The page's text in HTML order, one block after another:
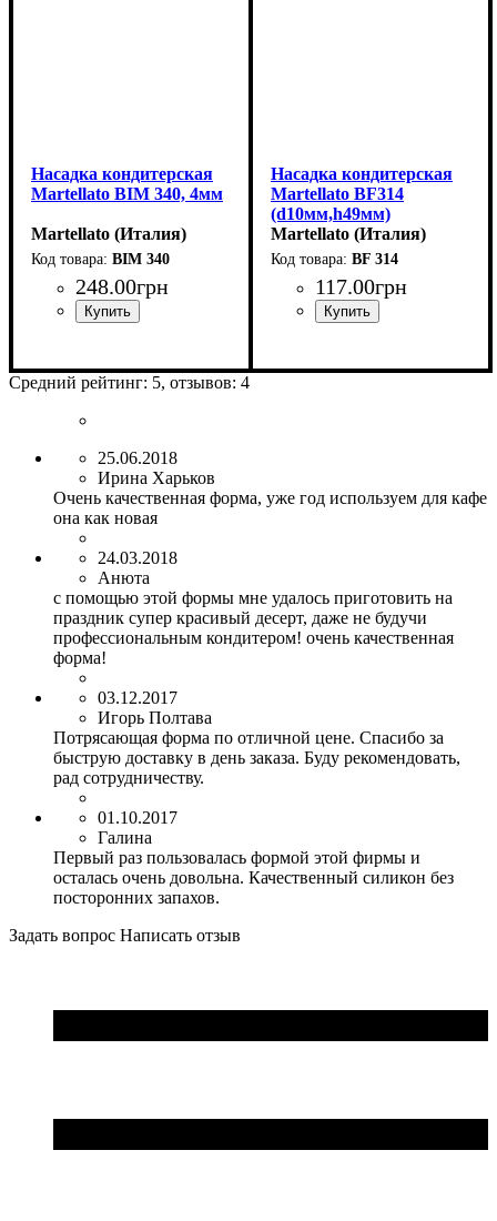
Насадка кондитерская
Martellato BIM 340, 4мм
Martellato (Италия)
BIM 340
248.00грн
Насадка кондитерская
Martellato BF314
(d10мм,h49мм)
Martellato (Италия)
BF 314
117.00грн
Средний рейтинг: 5, отзывов: 4
25.06.2018
Ирина Харьков
Очень качественная форма, уже год используем для кафе
она как новая
24.03.2018
Анюта
с помощью этой формы мне удалось приготовить на
праздник супер красивый десерт, даже не будучи
профессиональным кондитером! очень качественная
форма!
03.12.2017
Игорь Полтава
Потрясающая форма по отличной цене. Спасибо за
быструю доставку в день заказа. Буду рекомендовать,
рад сотрудничеству.
01.10.2017
Галина
Первый раз пользовалась формой этой фирмы и
осталась очень довольна. Качественный силикон без
посторонних запахов.
Задать вопрос Написать отзыв